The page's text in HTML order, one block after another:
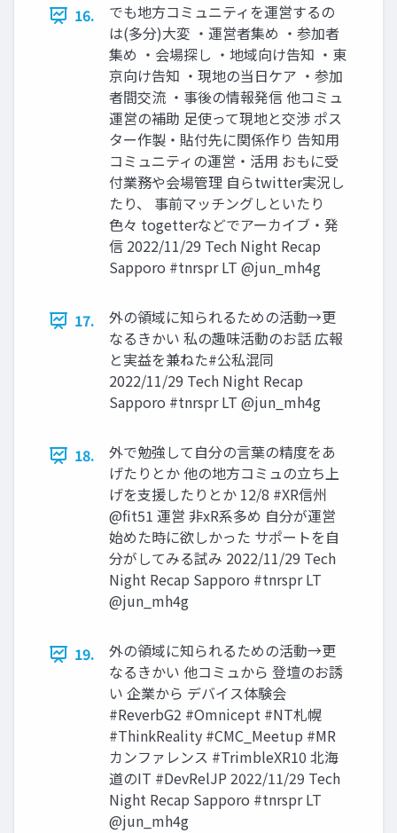
16.
でも地方コミュニティを運営するの
は(多分)大変 ・運営者集め ・参加者
集め ・会場探し ・地域向け告知 ・東
京向け告知 ・現地の当日ケア ・参加
者間交流 ・事後の情報発信 他コミュ
運営の補助 足使って現地と交渉 ポス
ター作製・貼付先に関係作り 告知用
コミュニティの運営・活用 おもに受
付業務や会場管理 自らtwitter実況し
たり、 事前マッチングしといたり
色々 togetterなどでアーカイブ・発
信 2022/11/29 Tech Night Recap
Sapporo #tnrspr LT @jun_mh4g
17.
外の領域に知られるための活動→更
なるきかい 私の趣味活動のお話 広報
と実益を兼ねた#公私混同
2022/11/29 Tech Night Recap
Sapporo #tnrspr LT @jun_mh4g
18.
外で勉強して自分の言葉の精度をあ
げたりとか 他の地方コミュの立ち上
げを支援したりとか 12/8 #XR信州
@fit51 運営 非xR系多め 自分が運営
始めた時に欲しかった サポートを自
分がしてみる試み 2022/11/29 Tech
Night Recap Sapporo #tnrspr LT
@jun_mh4g
19.
外の領域に知られるための活動→更
なるきかい 他コミュから 登壇のお誘
い 企業から デバイス体験会
#ReverbG2 #Omnicept #NT札幌
#ThinkReality #CMC_Meetup #MR
カンファレンス #TrimbleXR10 北海
道のIT #DevRelJP 2022/11/29 Tech
Night Recap Sapporo #tnrspr LT
@jun_mh4g